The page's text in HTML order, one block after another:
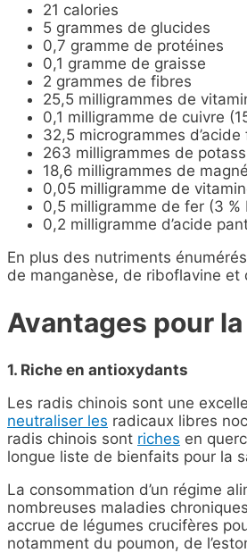
21 calories
5 grammes de glucides
0,7 gramme de protéines
0,1 gramme de graisse
2 grammes de fibres
25,5 milligrammes de
0,1 milligramme de cuivre
32,5 microgrammes
263 milligrammes de
18,6 milligrammes de
0,05 milligramme de
0,5 milligramme de fer (3 %
0,2 milligramme d’acide
En plus des nutriments
de manganèse, de riboflavine et
Avantages pour
1. Riche en antioxydants
Les radis chinois sont une
neutraliser les radicaux libres
radis chinois sont riches en
longue liste de bienfaits pour la
La consommation d’un régime
nombreuses maladies
accrue de légumes crucifères
notamment du poumon, de